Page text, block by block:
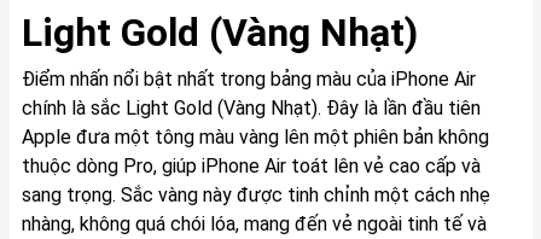
Light Gold (Vàng Nhạt)
Điểm nhấn nổi bật nhất trong bảng màu của iPhone Air
chính là sắc Light Gold (Vàng Nhạt). Đây là lần đầu tiên
Apple đưa một tông màu vàng lên một phiên bản không
thuộc dòng Pro, giúp iPhone Air toát lên vẻ cao cấp và
sang trọng. Sắc vàng này được tinh chỉnh một cách nhẹ
nhàng, không quá chói lóa, mang đến vẻ ngoài tinh tế và